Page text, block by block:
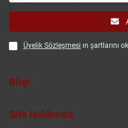
Üyelik Sözleşmesi ın şartlarını
Bilgi
Site Hakkında